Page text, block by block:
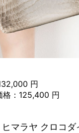
円
格：125,400 円
ヒマラヤ クロコ